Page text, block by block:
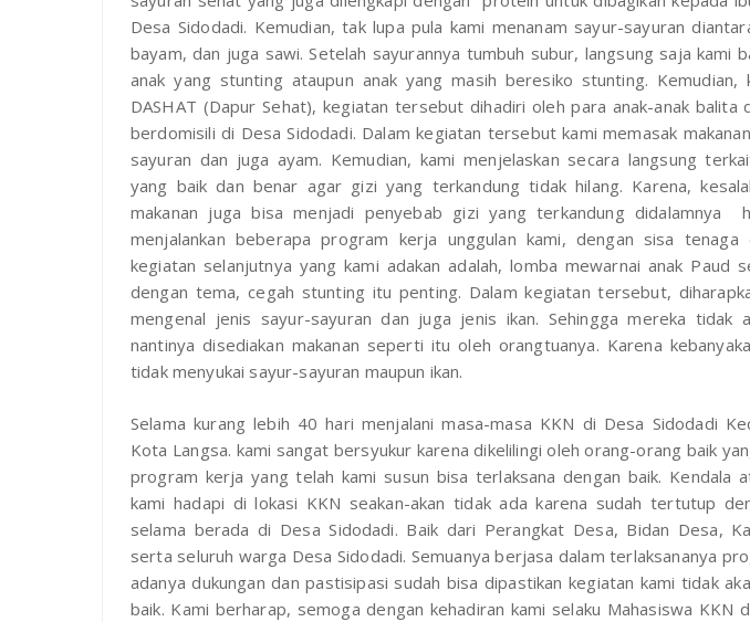
Desa Sidodadi. Kemudian, tak lupa pula kami menanam sayur-sayuran
bayam, dan juga sawi. Setelah sayurannya tumbuh subur, langsung saja kami
anak yang stunting ataupun anak yang masih beresiko stunting. Kemudian,
DASHAT (Dapur Sehat), kegiatan tersebut dihadiri oleh para anak-anak balita
berdomisili di Desa Sidodadi. Dalam kegiatan tersebut kami memasak
sayuran dan juga ayam. Kemudian, kami menjelaskan secara langsung
yang baik dan benar agar gizi yang terkandung tidak hilang. Karena,
makanan juga bisa menjadi penyebab gizi yang terkandung didalamnya
menjalankan beberapa program kerja unggulan kami, dengan sisa tenaga
kegiatan selanjutnya yang kami adakan adalah, lomba mewarnai anak Paud
dengan tema, cegah stunting itu penting. Dalam kegiatan tersebut,
mengenal jenis sayur-sayuran dan juga jenis ikan. Sehingga mereka tidak
nantinya disediakan makanan seperti itu oleh orangtuanya. Karena
tidak menyukai sayur-sayuran maupun ikan.
Selama kurang lebih 40 hari menjalani masa-masa KKN di Desa Sidodadi
Kota Langsa. kami sangat bersyukur karena dikelilingi oleh orang-orang baik
program kerja yang telah kami susun bisa terlaksana dengan baik. Kendala
kami hadapi di lokasi KKN seakan-akan tidak ada karena sudah tertutup
selama berada di Desa Sidodadi. Baik dari Perangkat Desa, Bidan Desa,
serta seluruh warga Desa Sidodadi. Semuanya berjasa dalam terlaksananya
adanya dukungan dan pastisipasi sudah bisa dipastikan kegiatan kami tidak
baik. Kami berharap, semoga dengan kehadiran kami selaku Mahasiswa KKN